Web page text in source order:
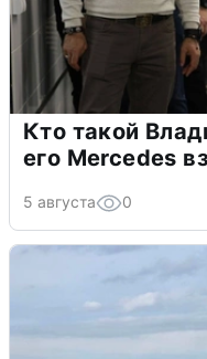
Кто такой
его Mercedes
5 августа 0